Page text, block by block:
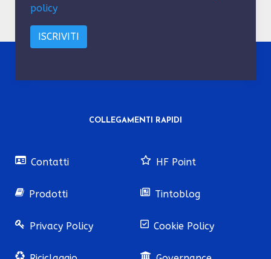
policy
COLLEGAMENTI RAPIDI
Contatti HF Point
Prodotti Tintoblog
Privacy Policy Cookie Policy